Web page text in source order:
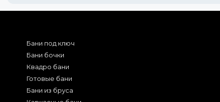
Бани под ключ
Бани бочки
Квадро бани
Готовые бани
Бани из бруса